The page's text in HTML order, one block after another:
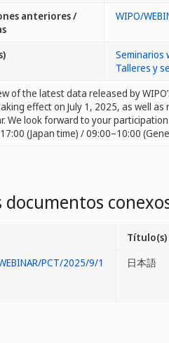
anteriores /
WIPO/
Seminarios
Talleres y
of the latest data released by
effect on July 1, 2025, as well
We look forward to your participation.
(Japan time) / 09:00–10:00
documentos
Título(s)
PCT/2025/9/1
日本語